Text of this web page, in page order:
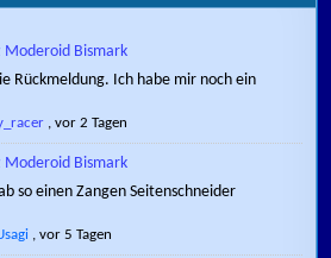
Moderoid Bismark
Rückmeldung. Ich habe mir noch ein
,vor 2 Tagen
Moderoid Bismark
so einen Zangen Seitenschneider
,vor 5 Tagen